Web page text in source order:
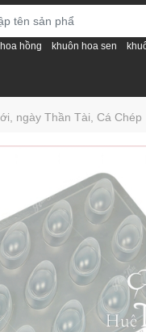
hồng khuôn hoa sen
ngày Thần Tài, Cá Chép